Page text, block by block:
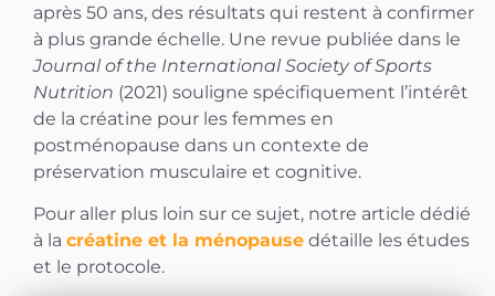
après 50 ans, des résultats qui restent à confirmer
à plus grande échelle. Une revue publiée dans le
Journal of the International Society of Sports
Nutrition (2021) souligne spécifiquement l’intérêt
de la créatine pour les femmes en
postménopause dans un contexte de
préservation musculaire et cognitive.
Pour aller plus loin sur ce sujet, notre article dédié
à la créatine et la ménopause détaille les études
et le protocole.